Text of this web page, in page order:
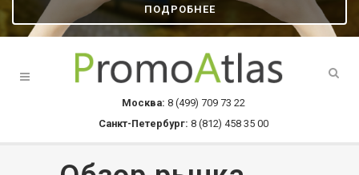
ПОДРОБНЕЕ
Москва: 8 (499) 709 73 22
Санкт-Петербург: 8 (812) 458 35 00